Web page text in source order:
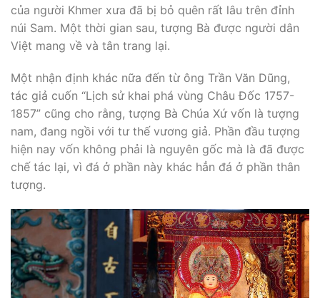
của người Khmer xưa đã bị bỏ quên rất lâu trên đỉnh
núi Sam. Một thời gian sau, tượng Bà được người dân
Việt mang về và tân trang lại.
Một nhận định khác nữa đến từ ông Trần Văn Dũng,
tác giả cuốn “Lịch sử khai phá vùng Châu Đốc 1757-
1857” cũng cho rằng, tượng Bà Chúa Xứ vốn là tượng
nam, đang ngồi với tư thế vương giả. Phần đầu tượng
hiện nay vốn không phải là nguyên gốc mà là đã được
chế tác lại, vì đá ở phần này khác hẳn đá ở phần thân
tượng.